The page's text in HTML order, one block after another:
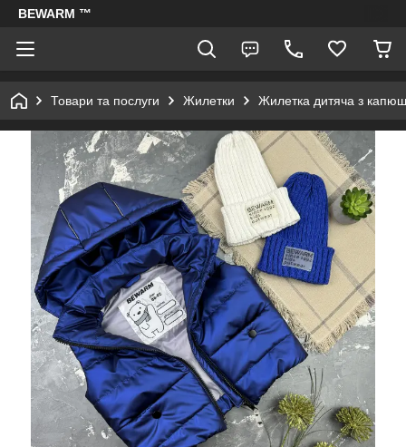
BEWARM ™
Товари та послуги Жилетки Жилетка дитяча з